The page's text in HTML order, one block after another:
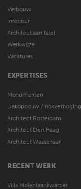
Verbouw
Interieur
Architect aan tafel
Werkwijze
Vacatures
EXPERTISES
Monumenten
Dakopbouw / nokverhoging
Architect Rotterdam
Architect Den Haag
Architect Wassenaar
RECENT WERK
Villa Molenlaankwartier